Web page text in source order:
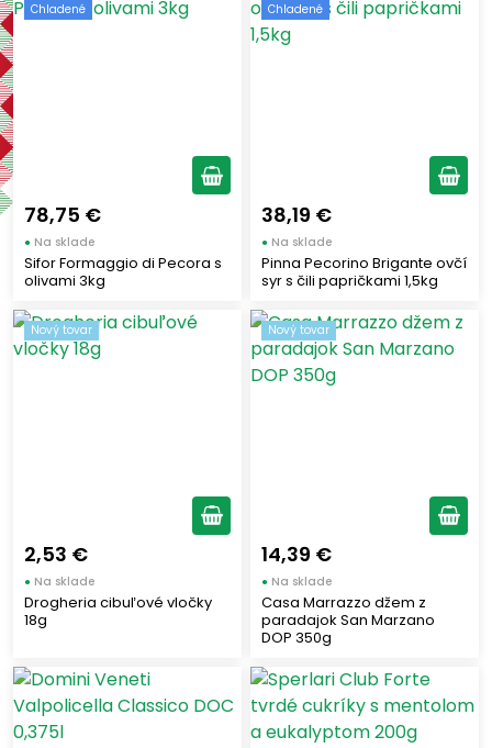
DESANTIS(1)
FRATELLI MANTOVA
LATTERIA SORESINA(1)
LE OLIVE MICCIO
CASA MARRAZZO
Chladené
Zobraziť len produkty skladom
Chladené
78,75 €
● Na sklade
Sifor Formaggio di Pecora s
olivami 3kg
Chladené
38,19 €
● Na sklade
Pinna Pecorino Brigante ovčí
syr s čili papričkami 1,5kg
Nový tovar
2,53 €
● Na sklade
Drogheria cibuľové vločky
18g
Nový tovar
14,39 €
● Na sklade
Casa Marrazzo džem z
paradajok San Marzano
DOP 350g